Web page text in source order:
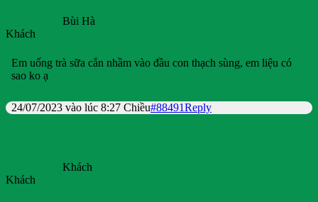
Bùi Hà
Khách
Em uống trà sữa cắn nhầm vào đầu con thạch sùng, em liệu có
sao ko ạ
24/07/2023 vào lúc 8:27 Chiều#88491Reply
Khách
Khách